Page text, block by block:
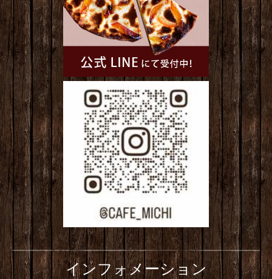
インフォメーション